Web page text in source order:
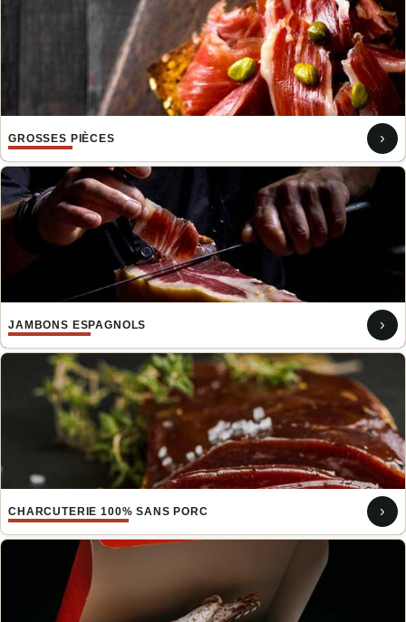
GROSSES PIÈCES ›
JAMBONS ESPAGNOLS ›
CHARCUTERIE 100% SANS PORC ›